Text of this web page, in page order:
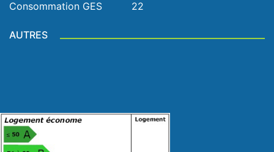
Consommation GES 22
AUTRES